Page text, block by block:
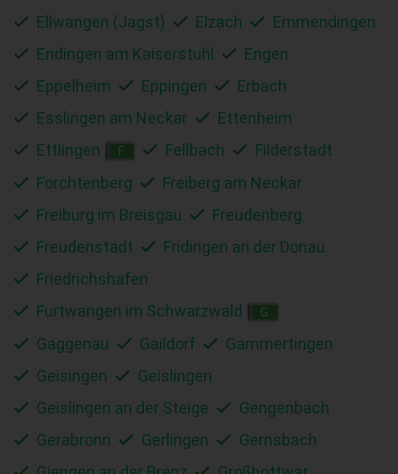
Ellwangen (Jagst)
Elzach
Emmendingen
Endingen am Kaiserstuhl
Engen
Eppelheim
Eppingen
Erbach
Esslingen am Neckar
Ettenheim
Ettlingen
F Fellbach
Filderstadt
Forchtenberg
Freiberg am Neckar
Freiburg im Breisgau
Freudenberg
Freudenstadt
Fridingen an der Donau
Friedrichshafen
Furtwangen im Schwarzwald
G
Gaggenau Gaildorf
Gammertingen
Geisingen
Geislingen
Geislingen an der Steige
Gengenbach
Gerabronn
Gerlingen
Gernsbach